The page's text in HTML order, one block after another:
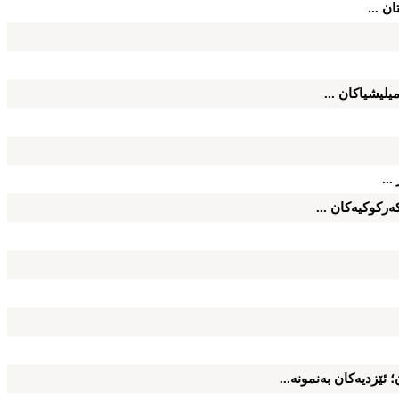
...
...
...
...
ئێزدیه‌كان به‌نمونه‌...